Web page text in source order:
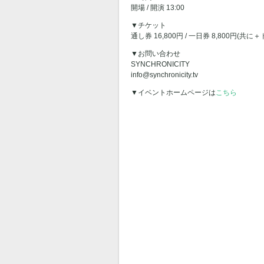
開場 / 開演 13:00
▼チケット
通し券 16,800円 / 一日券 8,800円(共に＋
▼お問い合わせ
SYNCHRONICITY
info@synchronicity.tv
▼イベントホームページはこちら